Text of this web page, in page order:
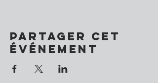
Partager cet
événement